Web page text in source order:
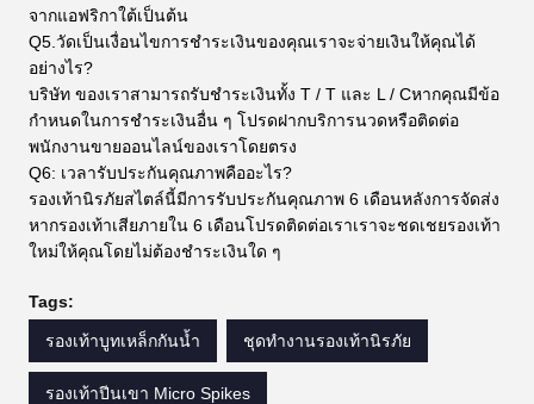
จากแอฟริกาใต้เป็นต้น
Q5.วัดเป็นเงื่อนไขการชำระเงินของคุณเราจะจ่ายเงินให้คุณได้
อย่างไร?
บริษัท ของเราสามารถรับชำระเงินทั้ง T / T และ L / Cหากคุณมีข้อ
กำหนดในการชำระเงินอื่น ๆ โปรดฝากบริการนวดหรือติดต่อ
พนักงานขายออนไลน์ของเราโดยตรง
Q6: เวลารับประกันคุณภาพคืออะไร?
รองเท้านิรภัยสไตล์นี้มีการรับประกันคุณภาพ 6 เดือนหลังการจัดส่ง
หากรองเท้าเสียภายใน 6 เดือนโปรดติดต่อเราเราจะชดเชยรองเท้า
ใหม่ให้คุณโดยไม่ต้องชำระเงินใด ๆ
Tags:
รองเท้าบูทเหล็กกันน้ำ ชุดทำงานรองเท้านิรภัย
รองเท้าปีนเขา Micro Spikes